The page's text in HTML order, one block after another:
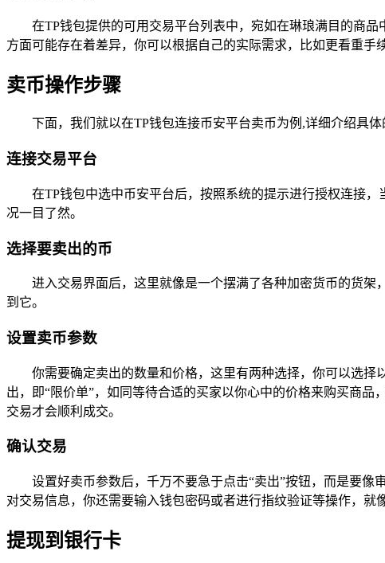
在TP钱包提供的可用交易平台列表中，宛如在琳琅满目的商
方面可能存在着差异，你可以根据自己的实际需求，比如更看重手
卖币操作步骤
下面，我们就以在TP钱包连接币安平台卖币为例,详细介绍具体
连接交易平台
在TP钱包中选中币安平台后，按照系统的提示进行授权连接
况一目了然。
选择要卖出的币
进入交易界面后，这里就像是一个摆满了各种加密货币的货
到它。
设置卖币参数
你需要确定卖出的数量和价格，这里有两种选择，你可以选
出，即“限价单”，如同等待合适的买家以你心中的价格来购买商
交易才会顺利成交。
确认交易
设置好卖币参数后，千万不要急于点击“卖出”按钮，而是要
对交易信息，你还需要输入钱包密码或者进行指纹验证等操作，就
提现到银行卡